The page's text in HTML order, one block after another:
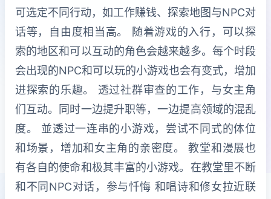
可选定不同行动，如工作赚钱、探索地图与NPC对
话等，自由度相当高。 随着游戏的入行，可以探
索的地区和可以互动的角色会越来越多。每个时段
会出现的NPC和可以玩的小游戏也会有变式，增加
进探索的乐趣。 透过社群审查的工作，与女主角
们互动。同时一边提升职等，一边提高领域的混乱
度。 並透过一连串的小游戏，尝试不同式的体位
和场景，增加和女主角的亲密度。 教堂和漫展也
有各自的使命和极其丰富的小游戏。在教堂里不断
和不同NPC对话，参与忏悔 和唱诗和修女拉近联